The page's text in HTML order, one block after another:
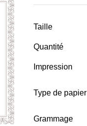
Taille
Quantité
Impression
Type de papier
Grammage